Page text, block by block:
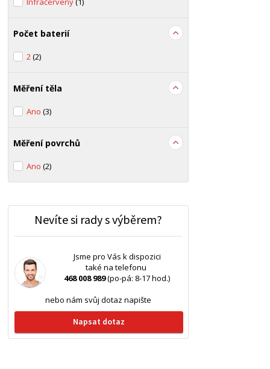
Počet baterií
2(2)
Měření těla
Ano(3)
Měření povrchů
Ano(2)
Nevíte si rady s výběrem?
Jsme pro Vás k dispozici
také na telefonu
468 008 989(po-pá: 8-17 hod.)
nebo nám svůj dotaz napište
Napsat dotaz